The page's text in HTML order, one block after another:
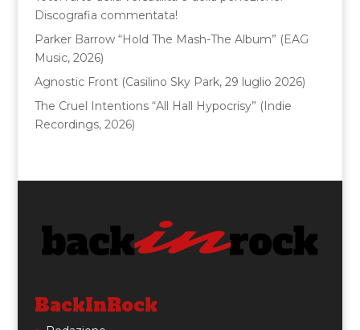
Discografia commentata!
Parker Barrow “Hold The Mash-The Album” (EAG
Music, 2026)
Agnostic Front (Casilino Sky Park, 29 luglio 2026)
The Cruel Intentions “All Hall Hypocrisy” (Indie
Recordings, 2026)
BackInRock